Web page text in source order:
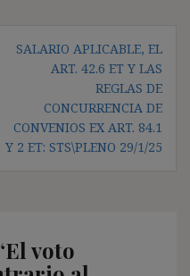
SALARIO APLICABLE, EL
ART. 42.6 ET Y LAS
REGLAS DE
CONCURRENCIA DE
CONVENIOS EX ART. 84.1
Y 2 ET: STS\PLENO 29/1/25
El voto